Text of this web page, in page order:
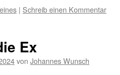
| Schreib einen Kommentar
Ex
von Johannes Wunsch